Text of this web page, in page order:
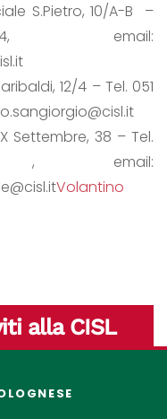
S.Pietro, 10/A-B –
email:
12/4 – Tel. 051
Settembre, 38 – Tel.
, email:
Volantino
alla CISL